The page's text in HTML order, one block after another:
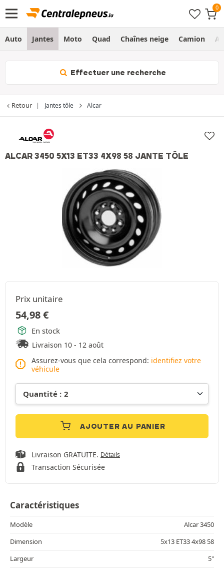
Auto Jantes Moto Quad Chaînes neige Camion
Effectuer une recherche
Retour Jantes tôle Alcar
ALCAR 3450 5X13 ET33 4X98 58 JANTE TÔLE
Prix unitaire
54,98€
En stock
Livraison 10 - 12 août
Assurez-vous que cela correspond: identifiez votre
véhicule
AJOUTER AU PANIER
Livraison GRATUITE. Détails
Transaction Sécurisée
Caractéristiques
Modèle
Alcar 3450
Dimension
5x13 ET33 4x98 58
Largeur
5"